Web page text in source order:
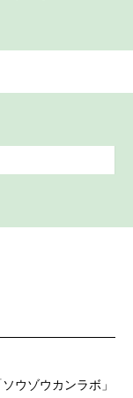
ウゾウカンラボ」